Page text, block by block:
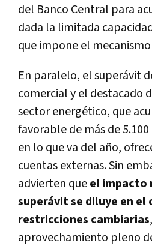
del Banco Central para
dada la limitada
que impone el
En paralelo, el superávit
comercial y el destacado
sector energético, que
favorable de más de
en lo que va del año,
cuentas externas. Sin
advierten queel impacto
superávit se diluye en el
restricciones cambiarias
aprovechamiento pleno